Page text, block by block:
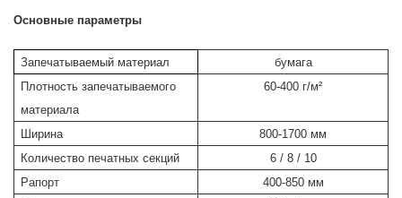
Основные параметры
Запечатываемый материал бумага
Плотность запечатываемого
материала
60-400 г/м²
Ширина 800-1700 мм
Количество печатных секций
6 / 8 / 10
Рапорт
400-850 мм